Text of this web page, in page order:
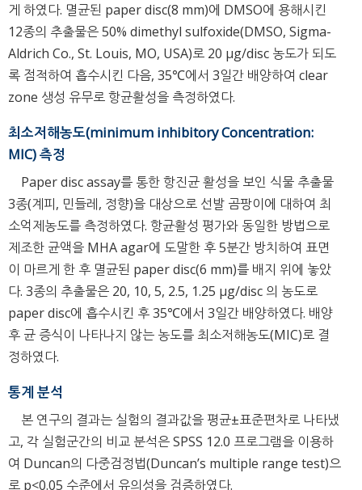
게 하였다. 멸균된 paper disc(8 mm)에 DMSO에 용해시킨
12종의 추출물은 50% dimethyl sulfoxide(DMSO, Sigma-
Aldrich Co., St. Louis, MO, USA)로 20 μg/disc 농도가 되도
록 점적하여 흡수시킨 다음, 35℃에서 3일간 배양하여 clear
zone 생성 유무로 항균활성을 측정하였다.
최소저해농도(minimum inhibitory Concentration:
MIC) 측정
Paper disc assay를 통한 항진균 활성을 보인 식물 추출물
3종(계피, 민들레, 정향)을 대상으로 선발 곰팡이에 대하여 최
소억제농도를 측정하였다. 항균활성 평가와 동일한 방법으로
제조한 균액을 MHA agar에 도말한 후 5분간 방치하여 표면
이 마르게 한 후 멸균된 paper disc(6 mm)를 배지 위에 놓았
다. 3종의 추출물은 20, 10, 5, 2.5, 1.25 μg/disc 의 농도로
paper disc에 흡수시킨 후 35℃에서 3일간 배양하였다. 배양
후 균 증식이 나타나지 않는 농도를 최소저해농도(MIC)로 결
정하였다.
통계 분석
본 연구의 결과는 실험의 결과값을 평균±표준편차로 나타냈
고, 각 실험군간의 비교 분석은 SPSS 12.0 프로그램을 이용하
여 Duncan의 다중검정법(Duncan’s multiple range test)으
로 p<0.05 수준에서 유의성을 검증하였다.